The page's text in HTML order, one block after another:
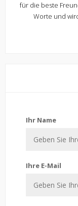
für die beste
Worte und
Ihr Name
Ihre E-Mail